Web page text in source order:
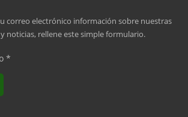
correo electrónico información sobre nuestras
noticias, rellene este simple formulario.
*